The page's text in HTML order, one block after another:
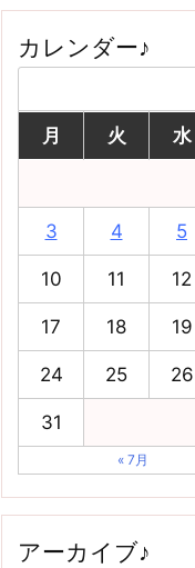
カレンダー♪
月 火 水
3 4 5
10 11 12
17 18 19
24 25 26
31
« 7月
アーカイブ♪